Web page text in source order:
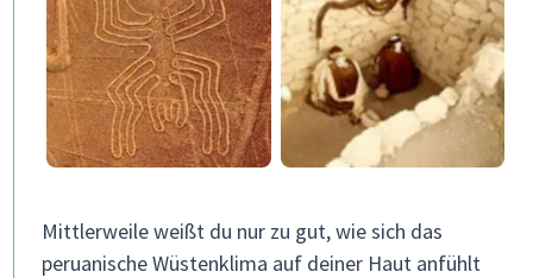
Mittlerweile weißt du nur zu gut, wie sich das
peruanische Wüstenklima auf deiner Haut anfühlt